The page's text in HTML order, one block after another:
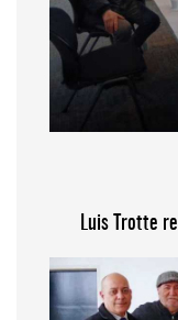
Luis Trotte